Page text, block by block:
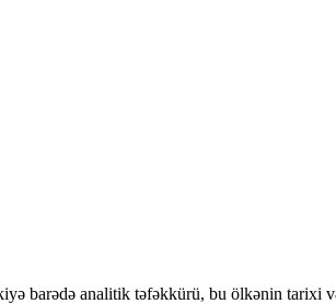
barədə analitik təfəkkürü, bu ölkənin tarixi